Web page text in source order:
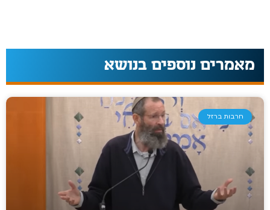
מאמרים נוספים בנושא
חרבות ברזל